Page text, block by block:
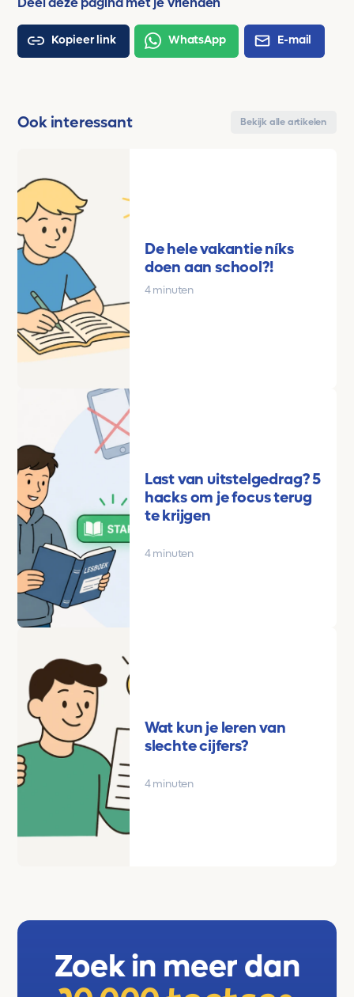
Kopieer link WhatsApp E-mail
Ook interessant Bekijk alle artikelen
De hele vakantie níks
doen aan school?!
4 minuten
Last van uitstelgedrag? 5
hacks om je focus terug
te krijgen
4 minuten
Wat kun je leren van
slechte cijfers?
4 minuten
Zoek in meer dan